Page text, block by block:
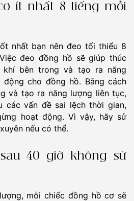
ít nhất 8 tiếng mỗi
nhất bạn nên đeo tối thiểu 8
đeo đồng hồ sẽ giúp thúc
bên trong và tạo ra năng
cho đồng hồ. Bằng cách
và tạo ra năng lượng liên tục,
các vấn đề sai lệch thời gian,
hoạt động. Vì vậy, hãy sử
nếu có thể.
40 giờ không sử
mỗi chiếc đồng hồ cơ sẽ